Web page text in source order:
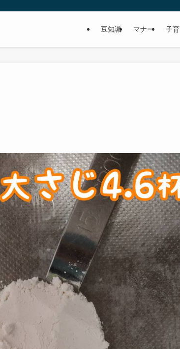
豆知識 マナー 子